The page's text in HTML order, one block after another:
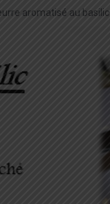
aromatisé au basilic